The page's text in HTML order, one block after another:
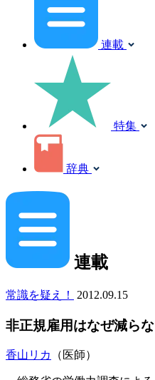
連載
特集
辞典
連載
常識を疑え！ 2012.09.15
非正規雇用はなぜ減ら
香山リカ （医師）